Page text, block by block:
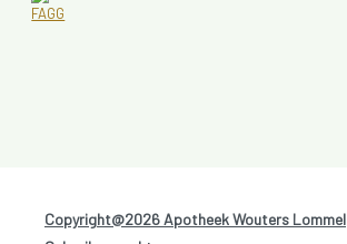
Copyright@2026 Apotheek Wouters Lommel